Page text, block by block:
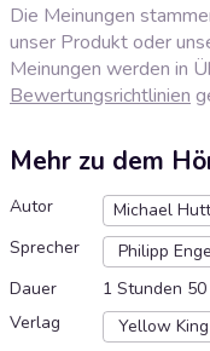
Die Meinungen
unser Produkt oder
Meinungen werden in
Bewertungsrichtlinien
Mehr zu dem
Autor
Michael
Sprecher
Philipp
Dauer
1 Stunden
Verlag
Yellow